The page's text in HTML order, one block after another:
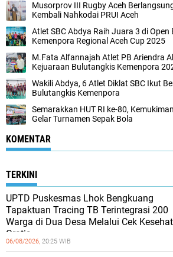
Musorprov III Rugby Aceh
Kembali Nahkodai PRUI Aceh
Atlet SBC Abdya Raih Juara 3 di
Kemenpora Regional Aceh Cup 2025
M.Fata Alfannajah Atlet PB Ariendra
Kejuaraan Bulutangkis Kemenpora
Wakili Abdya, 6 Atlet Diklat SBC Ikut
Bulutangkis Kemenpora
Semarakkan HUT RI ke-80,
Gelar Turnamen Sepak Bola
KOMENTAR
TERKINI
UPTD Puskesmas Lhok Bengkuang
Tapaktuan ‎Tracing TB Terintegrasi 200
Warga di Dua Desa Melalui Cek
Gratis
06/08/2026, 20:25 WIB